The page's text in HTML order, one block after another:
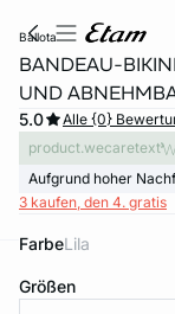
ballota
BANDEAU-
UND
5.0
Alle {0}
product.wecaretext
Aufgrund hoher
3 kaufen, den 4. gratis
Farbe lila
Größen